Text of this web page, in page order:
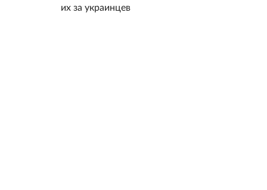
их за украинцев